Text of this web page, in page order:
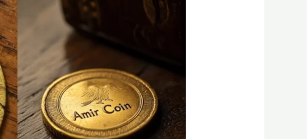
בתמונות
השוואה
בין